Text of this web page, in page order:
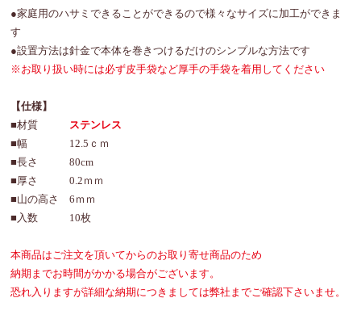
●家庭用のハサミできることができるので様々なサイズに加工ができま
す
●設置方法は針金で本体を巻きつけるだけのシンプルな方法です
※お取り扱い時には必ず皮手袋など厚手の手袋を着用してください
【仕様】
■材質
ステンレス
■幅 12.5ｃｍ
■長さ 80cm
■厚さ 0.2ｍｍ
■山の高さ 6ｍｍ
■入数 10枚
本商品はご注文を頂いてからのお取り寄せ商品のため
納期までお時間がかかる場合がございます。
恐れ入りますが詳細な納期につきましては弊社までご確認下さいませ。